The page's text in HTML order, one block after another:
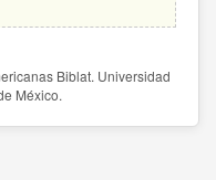
Biblat. Universidad
México.